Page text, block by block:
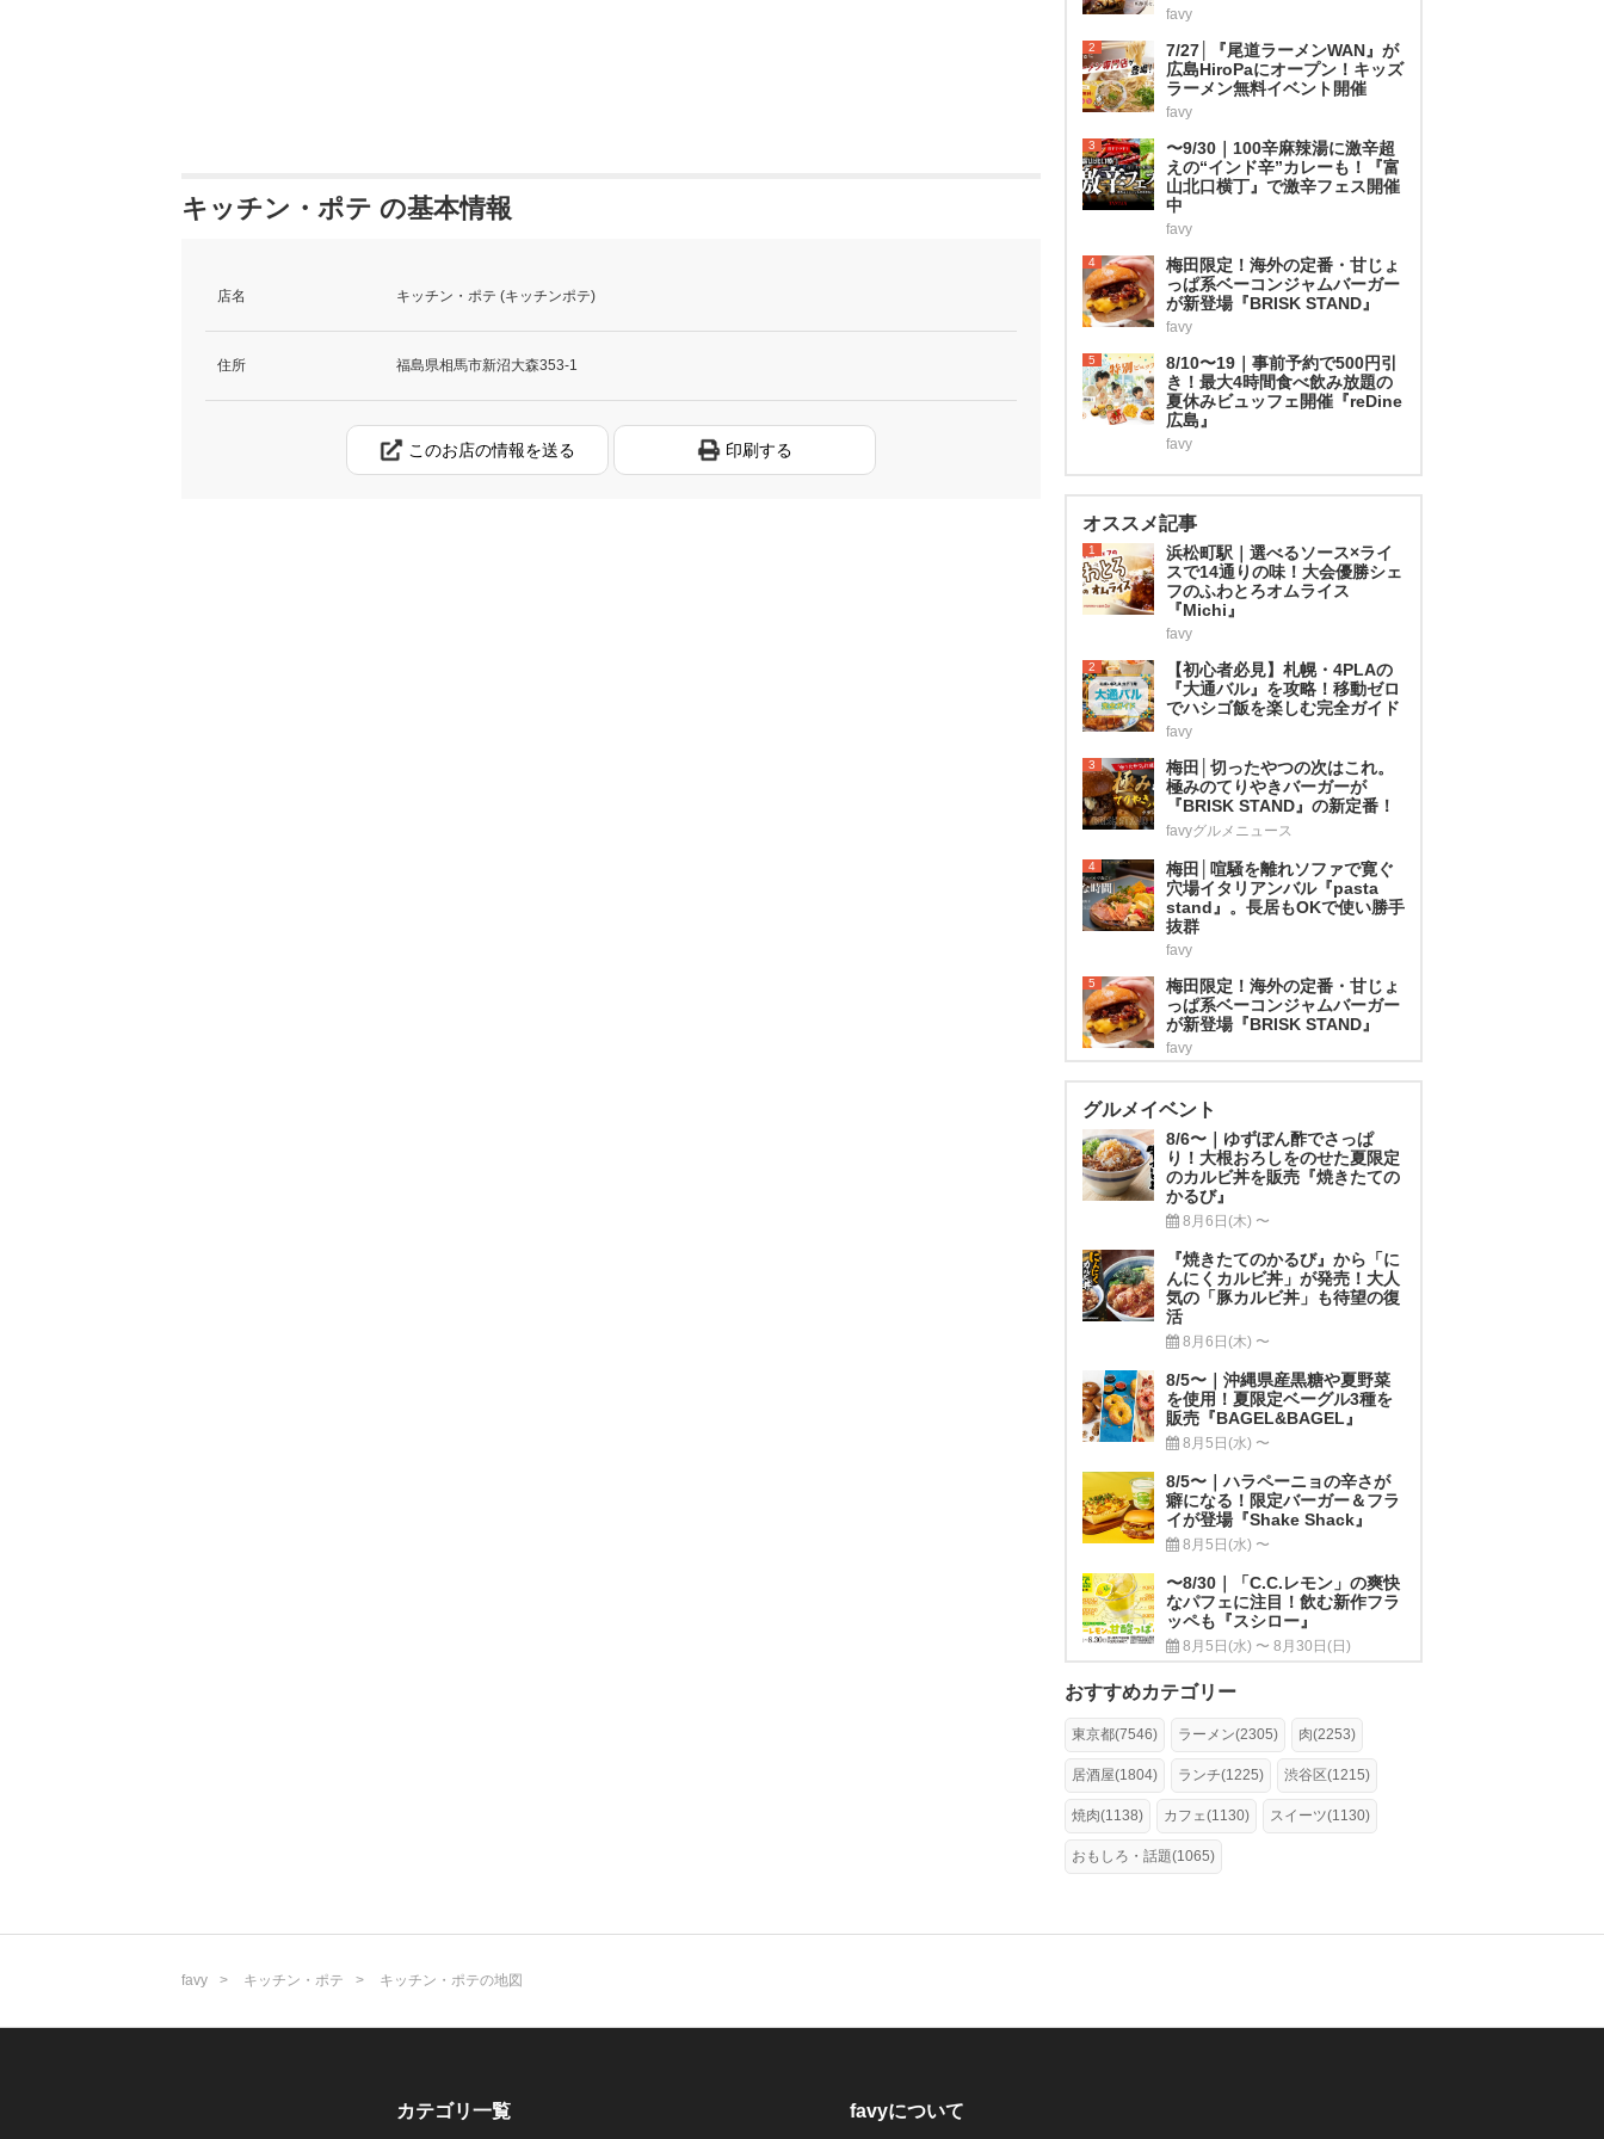
キッチン・ポテ の基本情報
店名 キッチン・ポテ (キッチンポテ)
住所 福島県相馬市新沼大森353-1
このお店の情報を送る 印刷する
favy
2
7/27│『尾道ラーメンWAN』が
広島HiroPaにオープン！キッズ
ラーメン無料イベント開催
favy
3
〜9/30｜100辛麻辣湯に激辛超
えの“インド辛”カレーも！『富
山北口横丁』で激辛フェス開催
中
favy
4
梅田限定！海外の定番・甘じょ
っぱ系ベーコンジャムバーガー
が新登場『BRISK STAND』
favy
5
8/10〜19｜事前予約で500円引
き！最大4時間食べ飲み放題の
夏休みビュッフェ開催『reDine
広島』
favy
オススメ記事
1
浜松町駅｜選べるソース×ライ
スで14通りの味！大会優勝シェ
フのふわとろオムライス
『Michi』
favy
2
【初心者必見】札幌・4PLAの
『大通バル』を攻略！移動ゼロ
でハシゴ飯を楽しむ完全ガイド
favy
3
梅田│切ったやつの次はこれ。
極みのてりやきバーガーが
『BRISK STAND』の新定番！
favyグルメニュース
4
梅田│喧騒を離れソファで寛ぐ
穴場イタリアンバル『pasta
stand』。長居もOKで使い勝手
抜群
favy
5
梅田限定！海外の定番・甘じょ
っぱ系ベーコンジャムバーガー
が新登場『BRISK STAND』
favy
グルメイベント
8/6〜｜ゆずぽん酢でさっぱ
り！大根おろしをのせた夏限定
のカルビ丼を販売『焼きたての
かるび』
8月6日(木) 〜
『焼きたてのかるび』から「に
んにくカルビ丼」が発売！大人
気の「豚カルビ丼」も待望の復
活
8月6日(木) 〜
8/5〜｜沖縄県産黒糖や夏野菜
を使用！夏限定ベーグル3種を
販売『BAGEL&BAGEL』
8月5日(水) 〜
8/5〜｜ハラペーニョの辛さが
癖になる！限定バーガー＆フラ
イが登場『Shake Shack』
8月5日(水) 〜
〜8/30｜「C.C.レモン」の爽快
なパフェに注目！飲む新作フラ
ッペも『スシロー』
8月5日(水) 〜 8月30日(日)
おすすめカテゴリー
東京都(7546) ラーメン(2305) 肉(2253)
居酒屋(1804) ランチ(1225) 渋谷区(1215)
焼肉(1138) カフェ(1130) スイーツ(1130)
おもしろ・話題(1065)
favy キッチン・ポテ キッチン・ポテの地図
カテゴリ一覧 favyについて